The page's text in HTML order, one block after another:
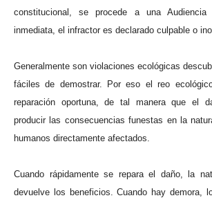
constitucional, se procede a una
inmediata, el infractor es declarado culpable o
Generalmente son violaciones ecológicas
fáciles de demostrar. Por eso el reo
reparación oportuna, de tal manera que el
producir las consecuencias funestas en la
humanos directamente afectados.
Cuando rápidamente se repara el daño, la
devuelve los beneficios. Cuando hay demora,